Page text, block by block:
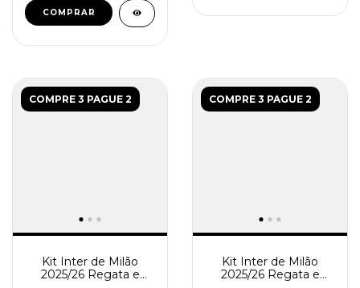
COMPRAR
COMPRE 3 PAGUE 2
Kit Inter de Milão
2025/26 Regata e
COMPRE 3 PAGUE 2
Kit Inter de Milão
2025/26 Regata e